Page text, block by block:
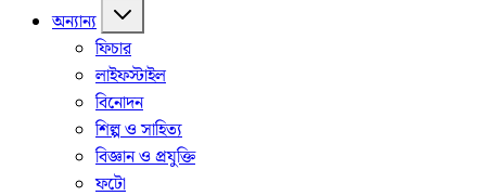
অন্যান্য
ফিচার
লাইফস্টাইল
বিনোদন
শিল্প ও সাহিত্য
বিজ্ঞান ও প্রযুক্তি
ফটো